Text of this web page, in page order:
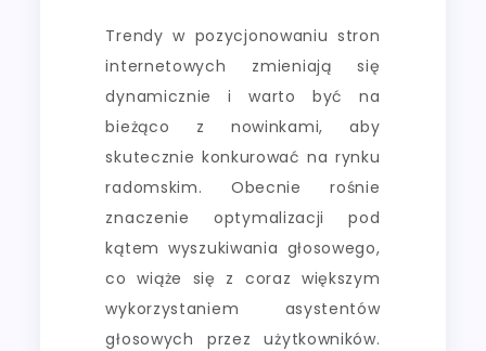
Trendy w pozycjonowaniu stron
internetowych zmieniają się
dynamicznie i warto być na
bieżąco z nowinkami, aby
skutecznie konkurować na rynku
radomskim. Obecnie rośnie
znaczenie optymalizacji pod
kątem wyszukiwania głosowego,
co wiąże się z coraz większym
wykorzystaniem asystentów
głosowych przez użytkowników.